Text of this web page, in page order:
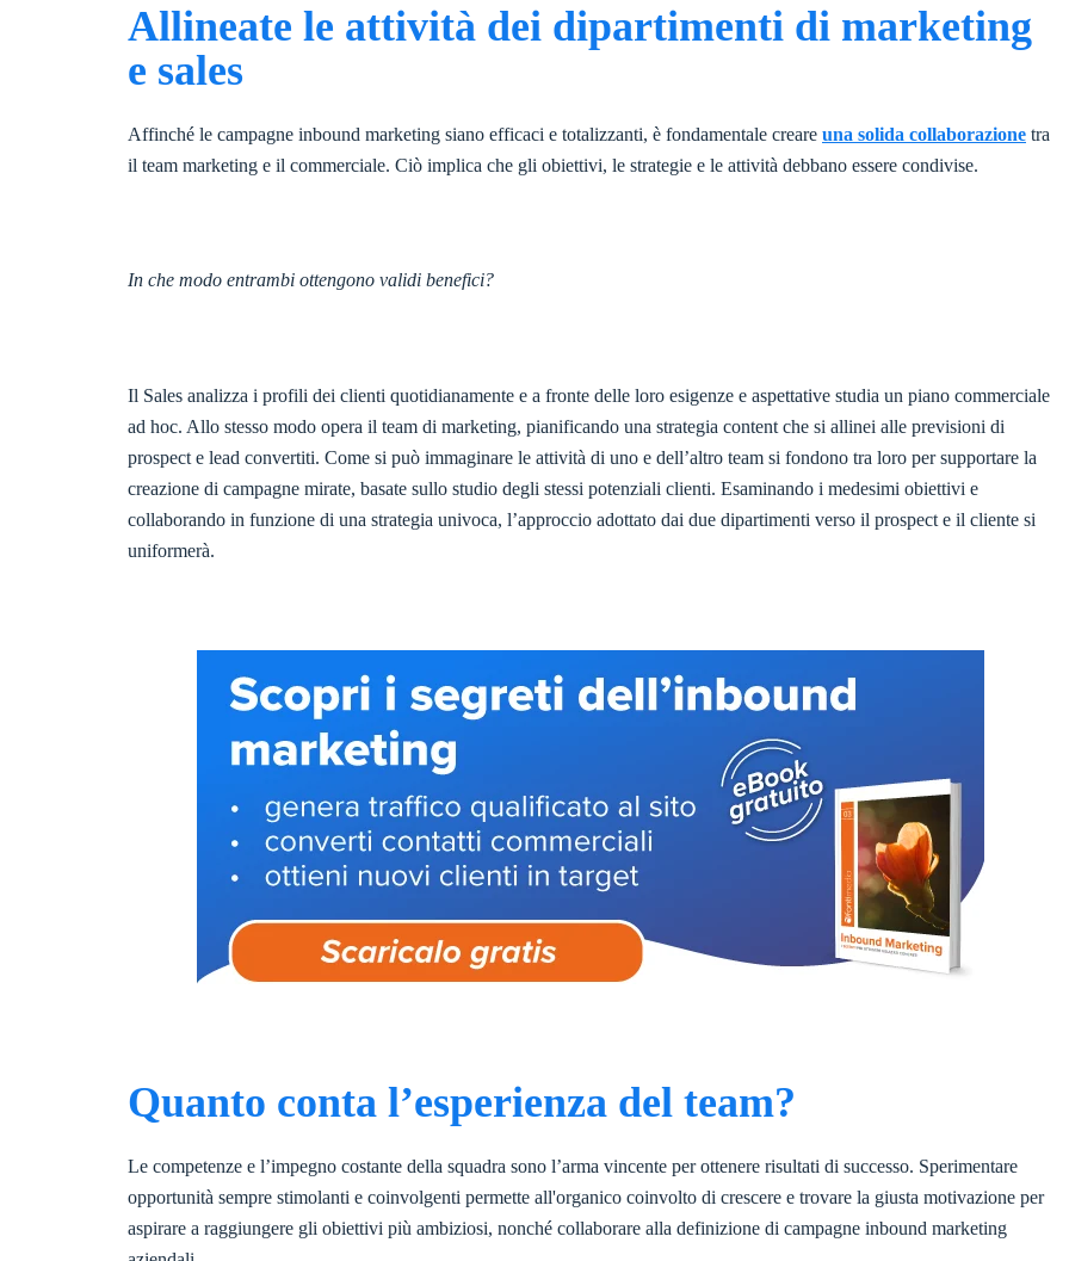
Allineate le attività dei dipartimenti di marketing
e sales
Affinché le campagne inbound marketing siano efficaci e totalizzanti, è fondamentale creare una solida collaborazione tra
il team marketing e il commerciale. Ciò implica che gli obiettivi, le strategie e le attività debbano essere condivise.
In che modo entrambi ottengono validi benefici?
Il Sales analizza i profili dei clienti quotidianamente e a fronte delle loro esigenze e aspettative studia un piano commerciale
ad hoc. Allo stesso modo opera il team di marketing, pianificando una strategia content che si allinei alle previsioni di
prospect e lead convertiti. Come si può immaginare le attività di uno e dell’altro team si fondono tra loro per supportare la
creazione di campagne mirate, basate sullo studio degli stessi potenziali clienti. Esaminando i medesimi obiettivi e
collaborando in funzione di una strategia univoca, l’approccio adottato dai due dipartimenti verso il prospect e il cliente si
uniformerà.
Quanto conta l’esperienza del team?
Le competenze e l’impegno costante della squadra sono l’arma vincente per ottenere risultati di successo. Sperimentare
opportunità sempre stimolanti e coinvolgenti permette all'organico coinvolto di crescere e trovare la giusta motivazione per
aspirare a raggiungere gli obiettivi più ambiziosi, nonché collaborare alla definizione di campagne inbound marketing